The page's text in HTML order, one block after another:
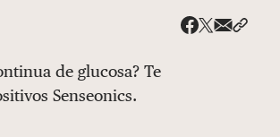
de glucosa? Te
Senseonics.